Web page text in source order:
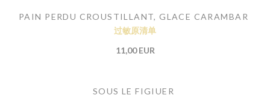
PAIN PERDU CROUSTILLANT, GLACE CARAMBAR
过敏原清单
11,00 EUR
SOUS LE FIGIUER